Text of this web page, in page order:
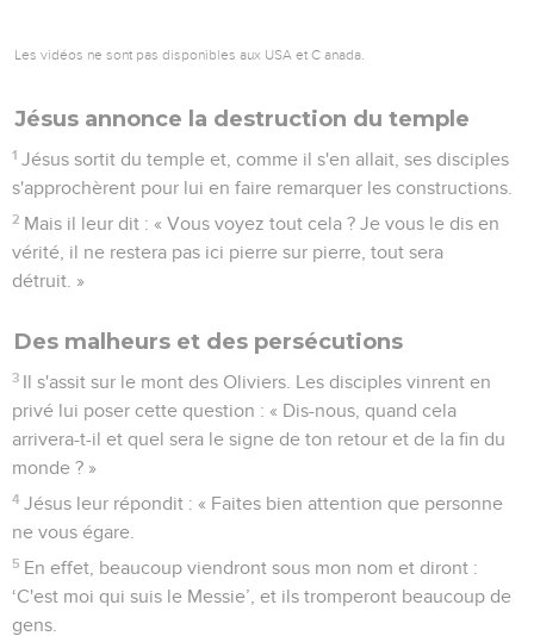
Les vidéos ne sont pas disponibles aux USA et C anada.
Jésus annonce la destruction du temple
1 Jésus sortit du temple et, comme il s'en allait, ses disciples
s'approchèrent pour lui en faire remarquer les constructions.
2 Mais il leur dit : « Vous voyez tout cela ? Je vous le dis en
vérité, il ne restera pas ici pierre sur pierre, tout sera
détruit. »
Des malheurs et des persécutions
3 Il s'assit sur le mont des Oliviers. Les disciples vinrent en
privé lui poser cette question : « Dis-nous, quand cela
arrivera-t-il et quel sera le signe de ton retour et de la fin du
monde ? »
4 Jésus leur répondit : « Faites bien attention que personne
ne vous égare.
5 En effet, beaucoup viendront sous mon nom et diront :
‘C'est moi qui suis le Messie’, et ils tromperont beaucoup de
gens.